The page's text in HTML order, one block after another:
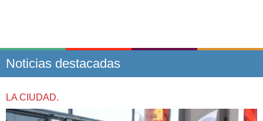
Noticias destacadas
LA CIUDAD.